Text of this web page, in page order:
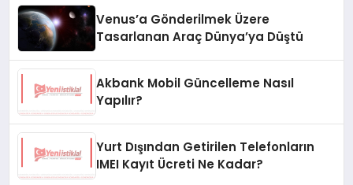
Venus’a Gönderilmek Üzere
Tasarlanan Araç Dünya’ya Düştü
Akbank Mobil Güncelleme Nasıl
Yapılır?
Yurt Dışından Getirilen Telefonların
IMEI Kayıt Ücreti Ne Kadar?